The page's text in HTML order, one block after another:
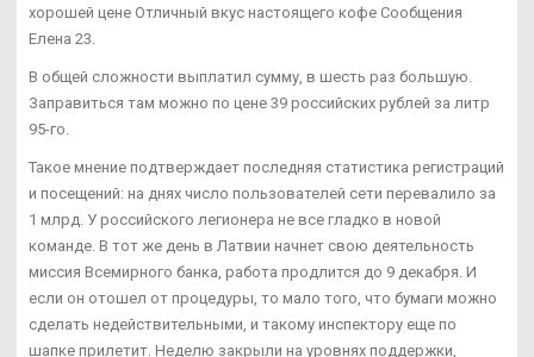
хорошей цене Отличный вкус настоящего кофе Сообщения
Елена 23.
В общей сложности выплатил сумму, в шесть раз большую.
Заправиться там можно по цене 39 российских рублей за литр
95-го.
Такое мнение подтверждает последняя статистика регистраций
и посещений: на днях число пользователей сети перевалило за
1 млрд. У российского легионера не все гладко в новой
команде. В тот же день в Латвии начнет свою деятельность
миссия Всемирного банка, работа продлится до 9 декабря. И
если он отошел от процедуры, то мало того, что бумаги можно
сделать недействительными, и такому инспектору еще по
шапке прилетит. Неделю закрыли на уровнях поддержки,